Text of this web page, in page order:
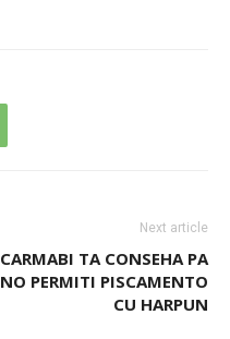
Next article
CARMABI TA CONSEHA PA
NO PERMITI PISCAMENTO
CU HARPUN